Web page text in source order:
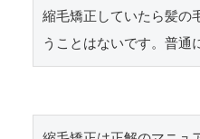
縮毛矯正していたら髪の
うことはないです。普通